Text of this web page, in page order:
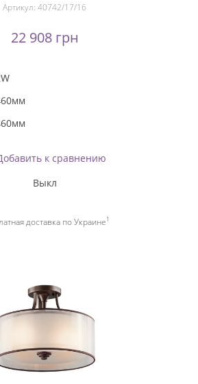
Артикул: 40742/17/16
22 908 грн
к сравнению
Выкл
доставка по Украине1